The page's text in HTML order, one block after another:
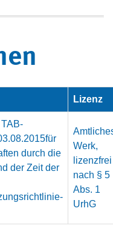
Lizenz
durch die
der Zeit der
Werk,
lizenzfrei
nach § 5
Abs. 1
UrhG